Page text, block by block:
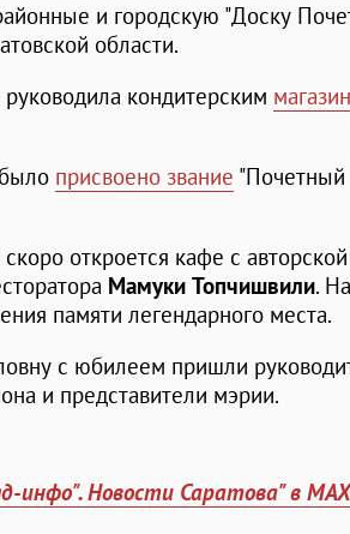
и городскую "Доску
области.
кондитерским
присвоено звание "Почетный
откроется кафе с авторской
Мамуки Топчишвили.
памяти легендарного места.
с юбилеем пришли
и представители мэрии.
инфо". Новости Саратова" в MAX